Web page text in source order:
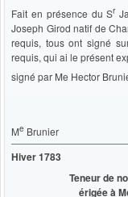
Fait en présence du Sr
Joseph Girod natif de
requis, tous ont signé
requis, qui ai le présent
signé par Me Hector
Me Brunier
Hiver 1783
Teneur de
érigée à